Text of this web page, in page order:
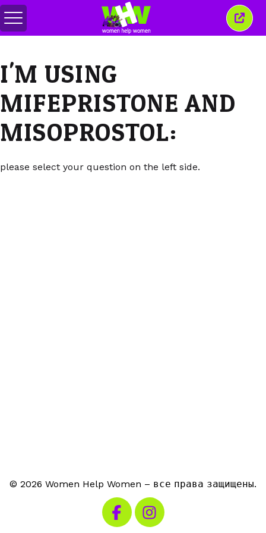
Переключить
меню
это
I'M USING
MIFEPRISTONE AND
MISOPROSTOL:
please select your question on the left side.
© 2026 Women Help Women – все права защищены.
Посетите наш Facebook
Посетите наш Instagram